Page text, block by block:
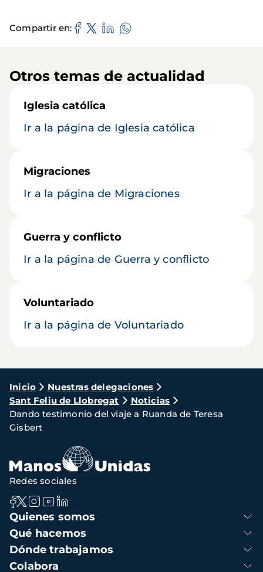
Compartir en
Otros temas de actualidad
Iglesia católica
Ir a la página de Iglesia católica
Migraciones
Ir a la página de Migraciones
Guerra y conflicto
Ir a la página de Guerra y conflicto
Voluntariado
Ir a la página de Voluntariado
Ruta
de
navegación
Inicio
Nuestras delegaciones
Sant Feliu de Llobregat
Noticias
Dando testimonio del viaje a Ruanda de Teresa
Gisbert
Navegación
principal
Quienes somos
Qué hacemos
Dónde trabajamos
Colabora
Redes sociales